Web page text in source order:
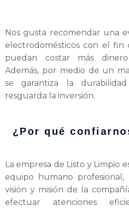
Nos gusta recomendar una
electrodomésticos con el fin
puedan costar más
Además, por medio de un
se garantiza la
resguarda la inversión.
¿Por qué
La empresa de Listo y Limpio
equipo humano
visión y misión de la
efectuar atenciones